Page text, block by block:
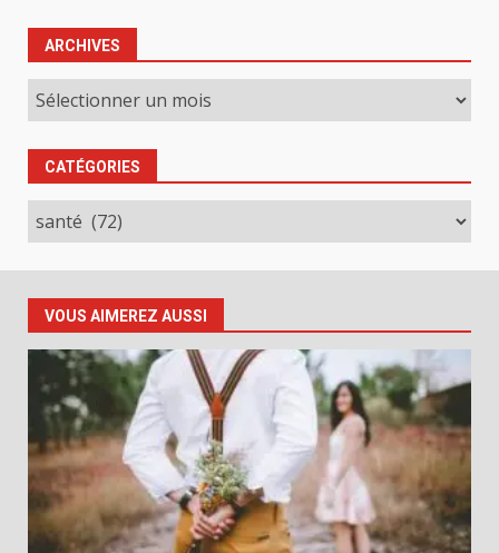
ARCHIVES
Archives
CATÉGORIES
Catégories
VOUS AIMEREZ AUSSI